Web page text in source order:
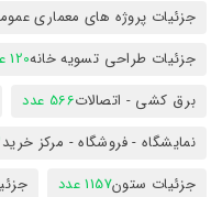
جزئیات پروژه های معماری
جزئیات طراحی تسویه خانه120 عدد
برق کشی - اتصالات566 عدد
نمایشگاه - فروشگاه - مرکز خرید
جزئیات ستون1157 عدد